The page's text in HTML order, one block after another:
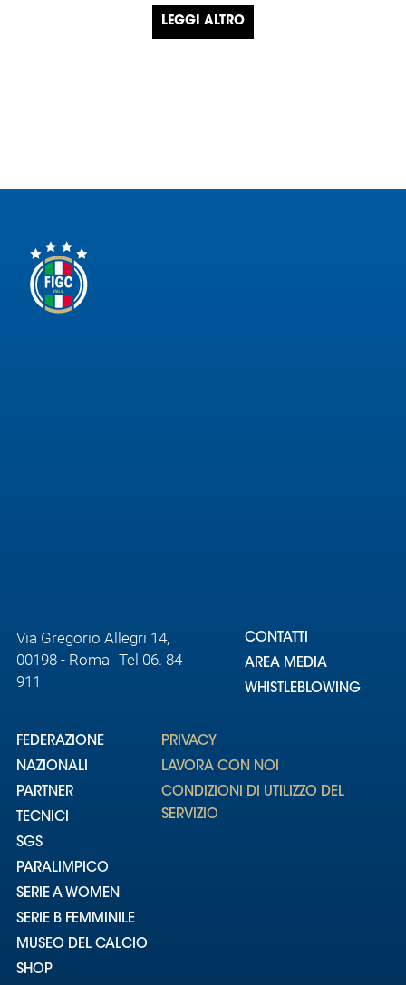
LEGGI ALTRO
Via Gregorio Allegri 14,
00198 - Roma Tel 06. 84
911
CONTATTI
AREA MEDIA
WHISTLEBLOWING
FEDERAZIONE
NAZIONALI
PARTNER
TECNICI
SGS
PARALIMPICO
SERIE A WOMEN
SERIE B FEMMINILE
MUSEO DEL CALCIO
SHOP
PRIVACY
LAVORA CON NOI
CONDIZIONI DI UTILIZZO DEL
SERVIZIO